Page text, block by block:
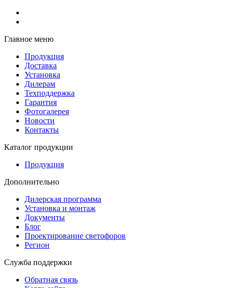
Главное меню
Продукция
Доставка
Установка
Дилерам
Техподдержка
Гарантия
Фотогалерея
Новости
Контакты
Каталог продукции
Продукция
Дополнительно
Дилерская программа
Установка и монтаж
Документы
Блог
Проектирование светофоров
Регион
Служба поддержки
Обратная связь